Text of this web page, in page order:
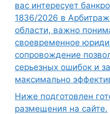
вас интересует
1836/2026 в
области, важно
своевременное
сопровождение
серьезных ошибок и
максимально
Ниже подготовлен
размещения на сайте.